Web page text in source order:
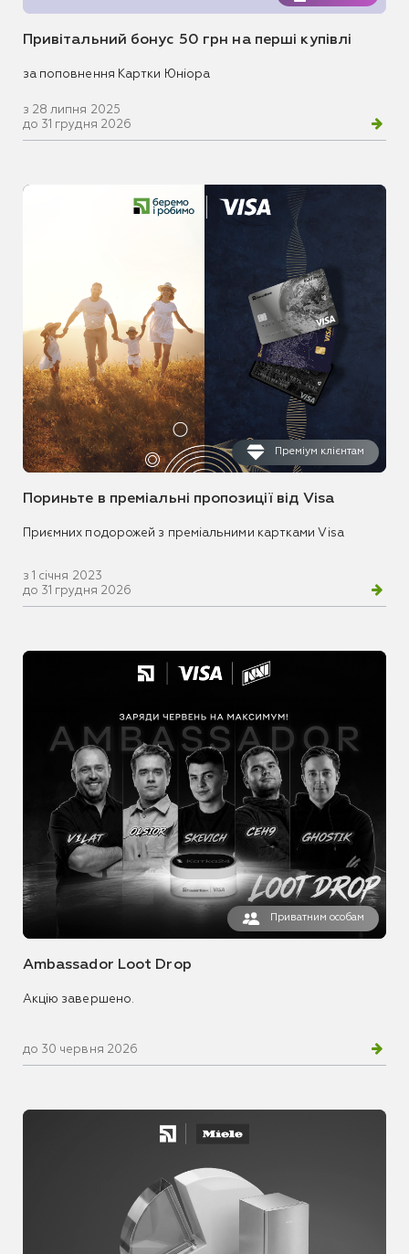
Привітальний бонус 50 грн на перші купівлі
за поповнення Картки Юніора
з 28 липня 2025
до 31 грудня 2026
Преміум клієнтам
Пориньте в преміальні пропозиції від Visa
Приємних подорожей з преміальними картками Visa
з 1 січня 2023
до 31 грудня 2026
Приватним особам
Ambassador Loot Drop
Акцію завершено.
до 30 червня 2026